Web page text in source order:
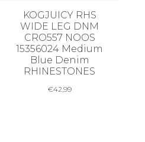
KOGJUICY RHS
WIDE LEG DNM
CRO557 NOOS
15356024 Medium
Blue Denim
RHINESTONES
€42,99